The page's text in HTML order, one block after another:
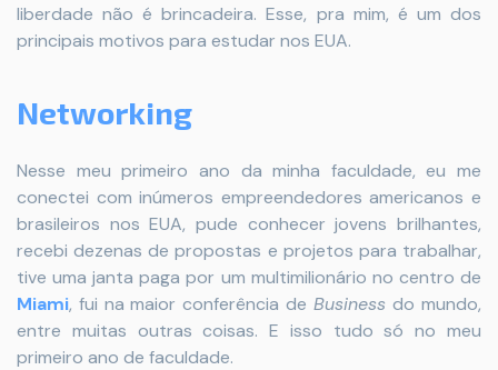
liberdade não é brincadeira. Esse, pra mim, é um dos
principais motivos para estudar nos EUA.
Networking
Nesse meu primeiro ano da minha faculdade, eu me
conectei com inúmeros empreendedores americanos e
brasileiros nos EUA, pude conhecer jovens brilhantes,
recebi dezenas de propostas e projetos para trabalhar,
tive uma janta paga por um multimilionário no centro de
Miami, fui na maior conferência de Businessdo mundo,
entre muitas outras coisas. E isso tudo só no meu
primeiro ano de faculdade.